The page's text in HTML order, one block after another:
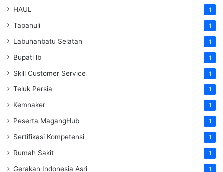
HAUL 1
Tapanuli 1
Labuhanbatu Selatan 1
Bupati lb 1
Skill Customer Service 1
Teluk Persia 1
Kemnaker 1
Peserta MagangHub 1
Sertifikasi Kompetensi 1
Rumah Sakit 1
Gerakan Indonesia Asri 1